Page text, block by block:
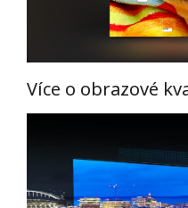
Více o obrazové